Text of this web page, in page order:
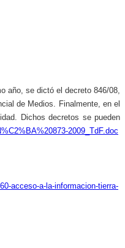
año, se dictó el decreto 846/08,
de Medios. Finalmente, en el
Dichos decretos se pueden
2009_TdF.doc
acceso-a-la-informacion-tierra-